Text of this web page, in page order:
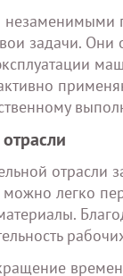
незаменимыми
задачи.
легко